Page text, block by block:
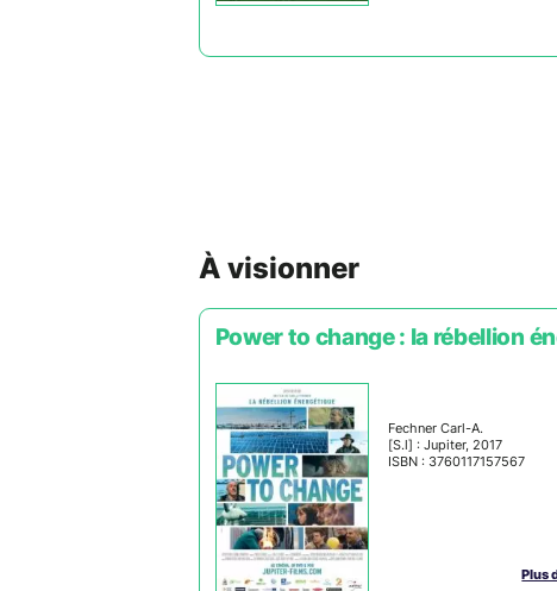
À visionner
Power to change : la rébellion
Fechner Carl-A.
[S.l] : Jupiter, 2017
ISBN : 3760117157567
Plus